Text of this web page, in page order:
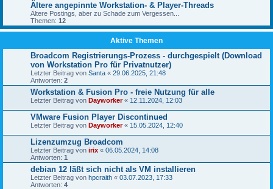
Ältere angepinnte Workstation- & Player-Threads
Ältere Postings, aber zu Schade zum Vergessen...
Themen: 12
Aktive Themen
Broadcom Registrierungs-Prozess - durchgespielt (Download
von Workstation Pro für Privatnutzer)
Letzter Beitrag von Santa « 29.06.2025, 21:48
Antworten: 2
Workstation & Fusion Pro - freie Nutzung für alle
Letzter Beitrag von Dayworker« 12.11.2024, 12:03
VMware Fusion Player Discontinued
Letzter Beitrag von Dayworker« 15.05.2024, 12:40
Lizenzumzug Broadcom
Letzter Beitrag von irix « 06.05.2024, 14:08
Antworten: 1
debian 12 läßt sich nicht als VM installieren
Letzter Beitrag von hpcraith « 03.07.2023, 17:33
Antworten: 4